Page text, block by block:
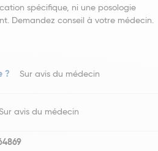
spécifique, ni une posologie
Demandez conseil à votre médecin.
? Sur avis du médecin
Sur avis du médecin